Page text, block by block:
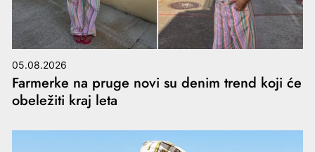
05.08.2026
Farmerke na pruge novi su denim trend koji će
obeležiti kraj leta